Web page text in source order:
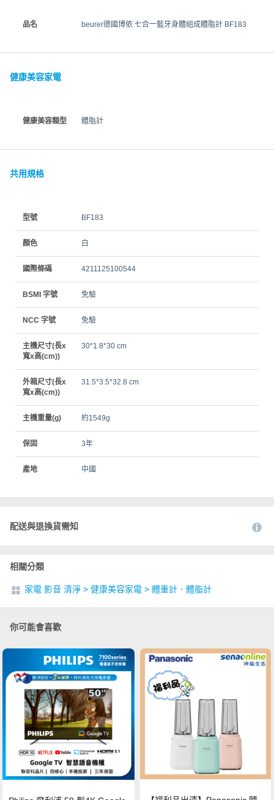
品名 beurer德國博依 七合一藍牙身體組成體脂計 BF183
健康美容家電
健康美容類型 體脂計
共用規格
型號 BF183
顏色 白
國際條碼 4211125100544
BSMI 字號 免驗
NCC 字號 免驗
主機尺寸(長x
寬x高(cm))
30*1.8*30 cm
外箱尺寸(長x
寬x高(cm))
31.5*3.5*32.8 cm
主機重量(g) 約1549g
保固 3年
產地 中國
配送與退換貨需知
相關分類
家電 影音 清淨 > 健康美容家電 > 體重計．體脂計
你可能會喜歡